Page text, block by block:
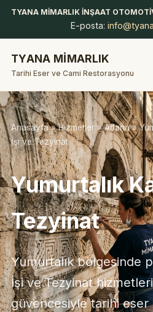
E-posta:
TYANA MİMARLIK
Tarihi Eser ve Cami Restorasyonu
Anasayfa»Hizmetler»Adana»
İşi ve Tezyinat
Yumurtalık
Tezyinat
Yumurtalık bölgesinde
İşi ve Tezyinat
güvencesiyle tarihi